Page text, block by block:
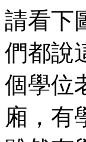
請看下
們都說
個學位
廂，有